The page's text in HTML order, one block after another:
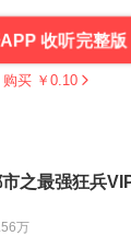
APP 收听完整版
购买 ￥ 0.10
之最强狂兵
万